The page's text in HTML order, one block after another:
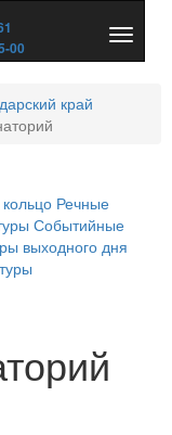
00
скрыть
край
Речные
Событийные
выходного дня